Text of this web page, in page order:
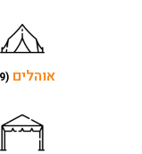
אוהלים (19)